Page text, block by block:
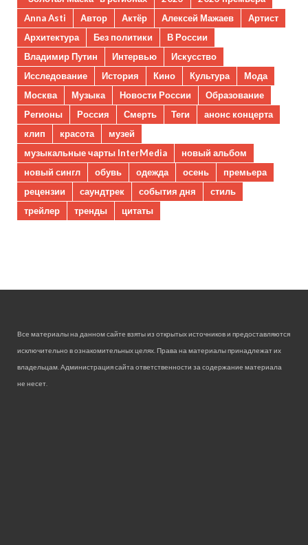
Anna Asti
Автор Актёр Алексей Мажаев
Артист
Архитектура
Без политики
В России
Владимир Путин
Интервью
Искусство
Исследование
История Кино Культура
Мода
Москва
Музыка Новости России
Образование
Регионы
Россия Смерть Теги
анонс концерта
клип
красота
музей
музыкальные чарты InterMedia
новый альбом
новый сингл
обувь одежда осень
премьера
рецензии
саундтрек события дня
стиль
трейлер
тренды цитаты
Все материалы на данном сайте взяты из открытых источников и предоставляются
исключительно в ознакомительных целях. Права на материалы принадлежат их
владельцам. Администрация сайта ответственности за содержание материала
не несет.